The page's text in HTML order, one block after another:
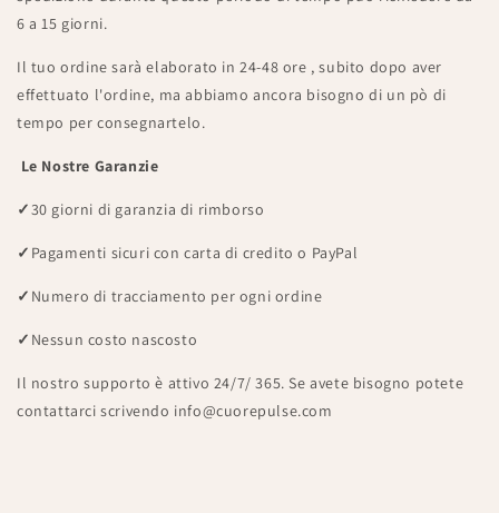
6 a 15 giorni.
Il tuo ordine sarà elaborato in 24-48 ore , subito dopo aver
effettuato l'ordine, ma abbiamo ancora bisogno di un pò di
tempo per consegnartelo.
Le Nostre Garanzie
✓30 giorni di garanzia di rimborso
✓ Pagamenti sicuri con carta di credito o PayPal
✓ Numero di tracciamento per ogni ordine
✓ Nessun costo nascosto
Il nostro supporto è attivo 24/7/ 365. Se avete bisogno potete
contattarci scrivendo info@cuorepulse.com